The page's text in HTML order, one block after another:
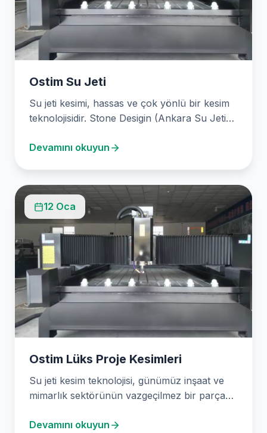
Ostim Su Jeti
Su jeti kesimi, hassas ve çok yönlü bir kesim
teknolojisidir. Stone Desigin (Ankara Su Jeti…
Devamını okuyun
12 Oca
Ostim Lüks Proje Kesimleri
Su jeti kesim teknolojisi, günümüz inşaat ve
mimarlık sektörünün vazgeçilmez bir parçası
Devamını okuyun